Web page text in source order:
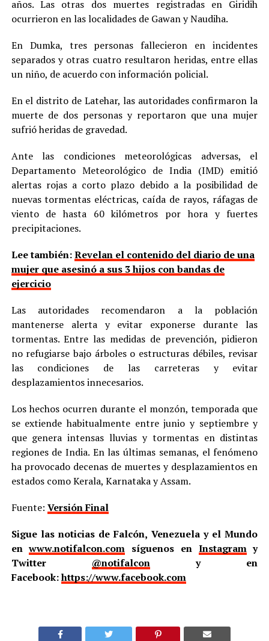
años. Las otras dos muertes registradas en Giridih
ocurrieron en las localidades de Gawan y Naudiha.
En Dumka, tres personas fallecieron en incidentes
separados y otras cuatro resultaron heridas, entre ellas
un niño, de acuerdo con información policial.
En el distrito de Latehar, las autoridades confirmaron la
muerte de dos personas y reportaron que una mujer
sufrió heridas de gravedad.
Ante las condiciones meteorológicas adversas, el
Departamento Meteorológico de India (IMD) emitió
alertas rojas a corto plazo debido a la posibilidad de
nuevas tormentas eléctricas, caída de rayos, ráfagas de
viento de hasta 60 kilómetros por hora y fuertes
precipitaciones.
Lee también:Revelan el contenido del diario de una
mujer que asesinó a sus 3 hijos con bandas de
ejercicio
Las autoridades recomendaron a la población
mantenerse alerta y evitar exponerse durante las
tormentas. Entre las medidas de prevención, pidieron
no refugiarse bajo árboles o estructuras débiles, revisar
las condiciones de las carreteras y evitar
desplazamientos innecesarios.
Los hechos ocurren durante el monzón, temporada que
se extiende habitualmente entre junio y septiembre y
que genera intensas lluvias y tormentas en distintas
regiones de India. En las últimas semanas, el fenómeno
ha provocado decenas de muertes y desplazamientos en
estados como Kerala, Karnataka y Assam.
Fuente: Versión Final
Sigue las noticias de Falcón, Venezuela y el Mundo
enwww.notifalcon.com síguenos en Instagramy
Twitter @notifalcony en
Facebook:https://www.facebook.com